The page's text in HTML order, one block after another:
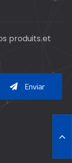
produits et
Enviar